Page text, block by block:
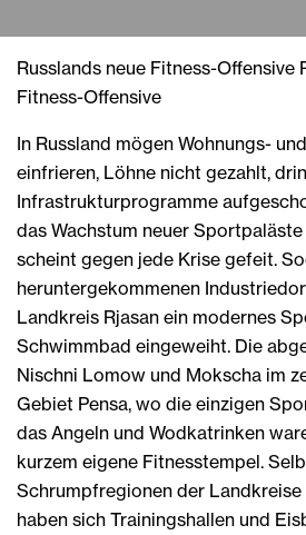
Russlands neue Fitness-Offensive
Fitness-Offensive
In Russland mögen Wohnungs-
einfrieren, Löhne nicht gezahlt,
Infrastrukturprogramme
das Wachstum neuer
scheint gegen jede Krise gefeit.
heruntergekommenen
Landkreis Rjasan ein modernes
Schwimmbad eingeweiht. Die
Nischni Lomow und Mokscha im
Gebiet Pensa, wo die einzigen
das Angeln und Wodkatrinken
kurzem eigene Fitnesstempel.
Schrumpfregionen der
haben sich Trainingshallen und